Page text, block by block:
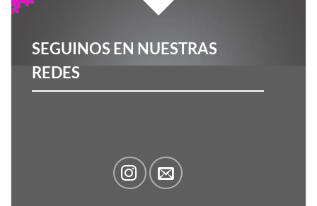
SEGUINOS EN NUESTRAS
REDES